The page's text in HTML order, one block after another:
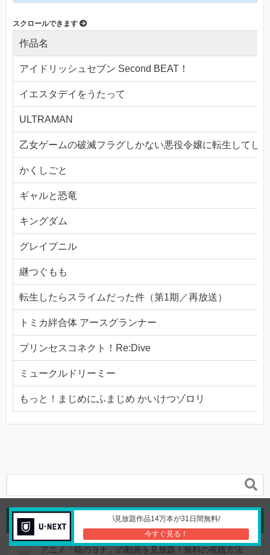
作品名
アイドリッシュセブン Second BEAT！
イエスタデイをうたって
ULTRAMAN
乙女ゲームの破滅フラグしかない悪役令嬢に転生してし
かくしごと
ギャルと恐竜
キングダム
グレイプニル
継つぐもも
転生したらスライムだった件（第1期／再放送）
トミカ絆合体 アースグランナー
プリンセスコネクト！Re:Dive
ミュークルドリーミー
もっと！まじめにふまじめ かいけつゾロリ

人気の記事
アニメ「暁のヨナ」の動画を見放題！無料の視聴方法
\見放題作品14万本が31日間無料/
今すぐ見る！